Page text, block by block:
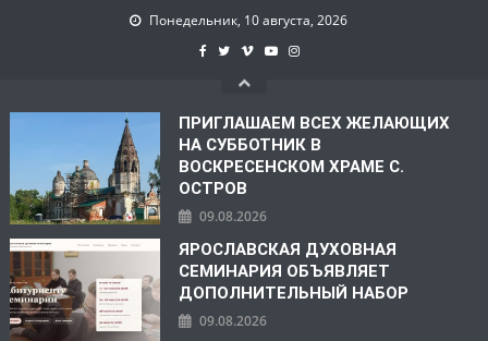
Понедельник, 10 августа, 2026
ПРИГЛАШАЕМ ВСЕХ ЖЕЛАЮЩИХ
НА СУББОТНИК В
ВОСКРЕСЕНСКОМ ХРАМЕ С.
ОСТРОВ
09.08.2026
ЯРОСЛАВСКАЯ ДУХОВНАЯ
СЕМИНАРИЯ ОБЪЯВЛЯЕТ
ДОПОЛНИТЕЛЬНЫЙ НАБОР
09.08.2026